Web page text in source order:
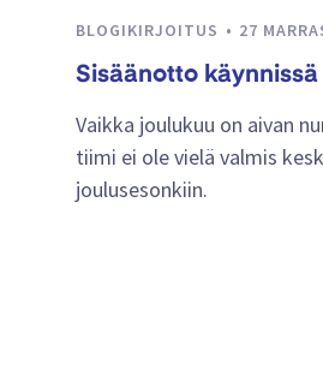
BLOGIKIRJOITUS 27
Sisäänotto käynnissä
Vaikka joulukuu on aivan
tiimi ei ole vielä valmis
joulusesonkiin.